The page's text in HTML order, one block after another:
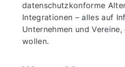
datenschutzkonforme
Integrationen – alles auf
Unternehmen und
wollen.